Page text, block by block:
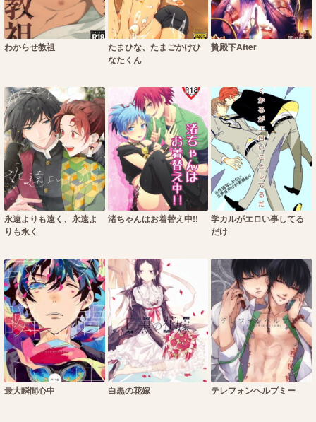
わからせ教祖
たまひな、たまごかけひ
なたくん
贄殿下After
永遠よりも遠く、永遠よ
りも永く
渚ちゃんはお着替え中!!
学カルがエロい事してる
だけ
最大瞬間心中 白黒の花嫁 テレフォンヘルプミー